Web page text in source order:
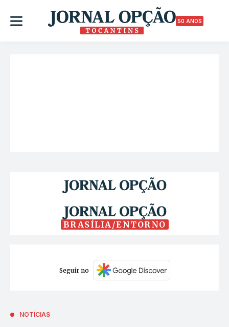
50 ANOS
BRASÍLIA/ENTORNO
Seguir no
NOTÍCIAS